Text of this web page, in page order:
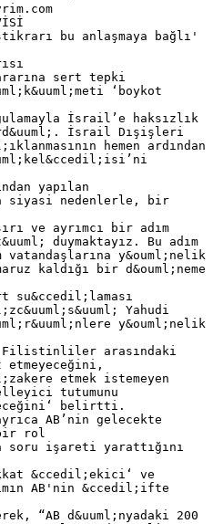
bu anlaşmaya bağlı'
sert tepki
‘boykot
İsrail’e haksızlık
İsrail Dışişleri
hemen ardından
yapılan
siyasi nedenlerle, bir
ve ayrımcı bir adım
duymaktayız. Bu adım
y&ouml;nelik
kaldığı bir d&ouml;neme
Yahudi
y&ouml;nelik
arasındaki
etmeyeceğini,
etmek istemeyen
tutumunu
belirtti.
AB’nin gelecekte
rol
soru işareti yarattığını
&ccedil;ekici‘ ve
AB'nin &ccedil;ifte
“AB d&uuml;nyadaki 200